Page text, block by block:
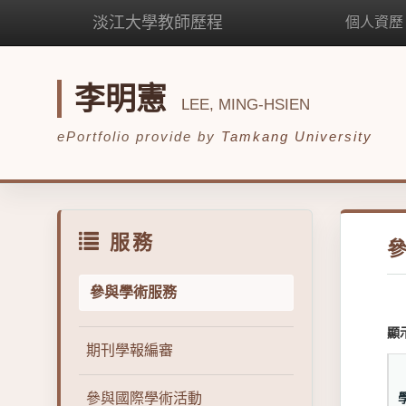
淡江大學教師歷程 個人資歷
李明憲 LEE, MING-HSIEN
ePortfolio provide by Tamkang University
服務
參與學術服務
期刊學報編審
參與國際學術活動
顯